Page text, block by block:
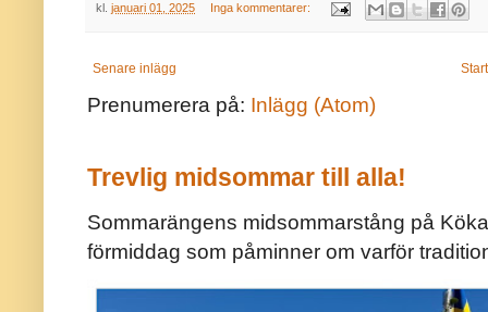
kl. januari 01, 2025 Inga kommentarer:
Senare inlägg
Prenumerera på: Inlägg (Atom)
Trevlig midsommar till alla!
Sommarängens midsommarstång på
förmiddag som påminner om varför